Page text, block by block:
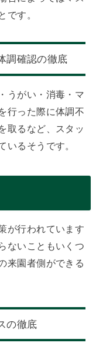
です。
調確認の徹底
うがい・消毒・マ
行った際に体調不
取るなど、スタッ
いるそうです。
が行われています
ないこともいくつ
来園者側ができる
の徹底